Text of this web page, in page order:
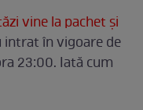
vine la pachet și
intrat în vigoare de
23:00. Iată cum